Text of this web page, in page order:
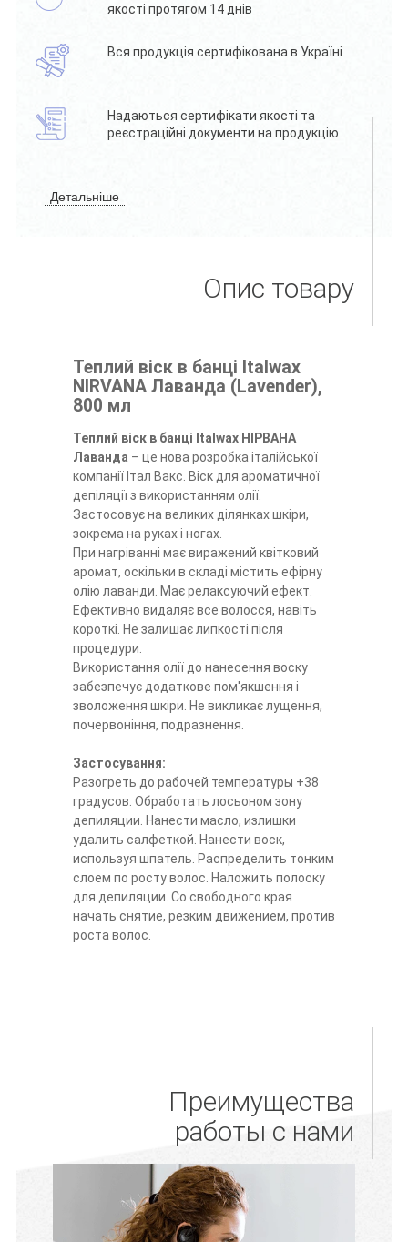
якості протягом 14 днів
Вся продукція сертифікована в Україні
Надаються сертифікати якості та
реєстраційні документи на продукцію
Детальніше
Опис товару
Теплий віск в банці Italwax
NIRVANA Лаванда (Lavender),
800 мл
Теплий віск в банці Italwax НІРВАНА
Лаванда – це нова розробка італійської
компанії Італ Вакс. Віск для ароматичної
депіляції з використанням олії.
Застосовує на великих ділянках шкіри,
зокрема на руках і ногах.
При нагріванні має виражений квітковий
аромат, оскільки в складі містить ефірну
олію лаванди. Має релаксуючий ефект.
Ефективно видаляє все волосся, навіть
короткі. Не залишає липкості після
процедури.
Використання олії до нанесення воску
забезпечує додаткове пом'якшення і
зволоження шкіри. Не викликає лущення,
почервоніння, подразнення.
Застосування:
Разогреть до рабочей температуры +38
градусов. Обработать лосьоном зону
депиляции. Нанести масло, излишки
удалить салфеткой. Нанести воск,
используя шпатель. Распределить тонким
слоем по росту волос. Наложить полоску
для депиляции. Со свободного края
начать снятие, резким движением, против
роста волос.
Преимущества
работы с нами